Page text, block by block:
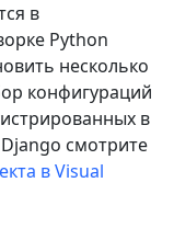
в
Python
несколько
конфигураций
в
смотрите
в Visual